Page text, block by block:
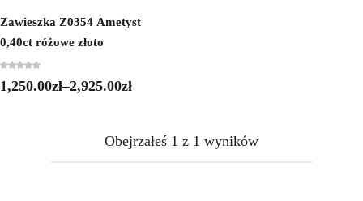
Zawieszka Z0354 Ametyst
0,40ct różowe złoto
1,250.00zł–2,925.00zł
Obejrzałeś 1 z 1 wyników